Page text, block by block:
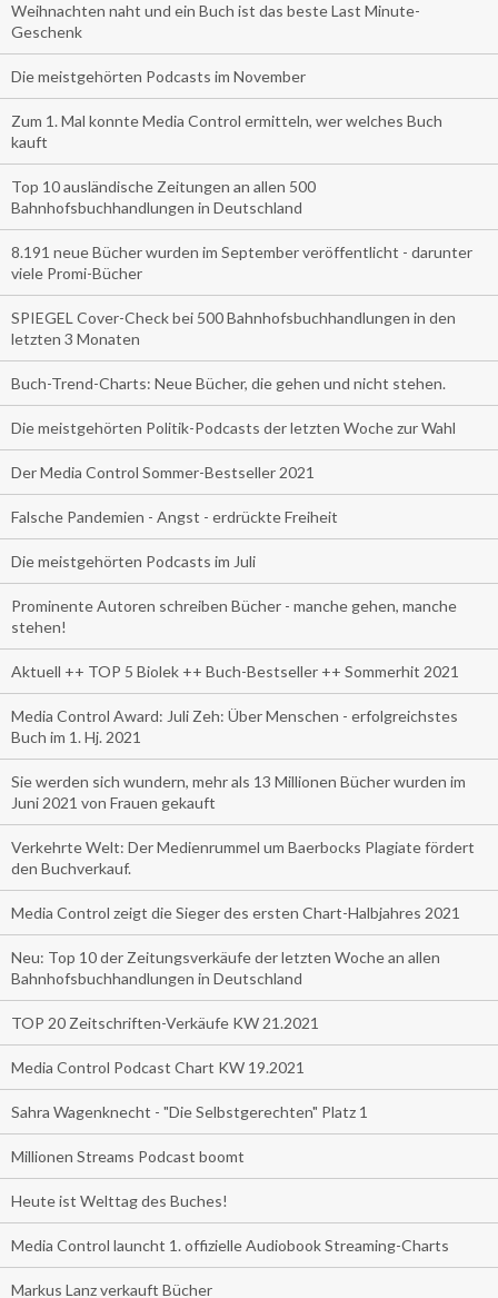
Weihnachten naht und ein Buch ist das beste Last Minute-
Geschenk
Die meistgehörten Podcasts im November
Zum 1. Mal konnte Media Control ermitteln, wer welches Buch
kauft
Top 10 ausländische Zeitungen an allen 500
Bahnhofsbuchhandlungen in Deutschland
8.191 neue Bücher wurden im September veröffentlicht - darunter
viele Promi-Bücher
SPIEGEL Cover-Check bei 500 Bahnhofsbuchhandlungen in den
letzten 3 Monaten
Buch-Trend-Charts: Neue Bücher, die gehen und nicht stehen.
Die meistgehörten Politik-Podcasts der letzten Woche zur Wahl
Der Media Control Sommer-Bestseller 2021
Falsche Pandemien - Angst - erdrückte Freiheit
Die meistgehörten Podcasts im Juli
Prominente Autoren schreiben Bücher - manche gehen, manche
stehen!
Aktuell ++ TOP 5 Biolek ++ Buch-Bestseller ++ Sommerhit 2021
Media Control Award: Juli Zeh: Über Menschen - erfolgreichstes
Buch im 1. Hj. 2021
Sie werden sich wundern, mehr als 13 Millionen Bücher wurden im
Juni 2021 von Frauen gekauft
Verkehrte Welt: Der Medienrummel um Baerbocks Plagiate fördert
den Buchverkauf.
Media Control zeigt die Sieger des ersten Chart-Halbjahres 2021
Neu: Top 10 der Zeitungsverkäufe der letzten Woche an allen
Bahnhofsbuchhandlungen in Deutschland
TOP 20 Zeitschriften-Verkäufe KW 21.2021
Media Control Podcast Chart KW 19.2021
Sahra Wagenknecht - "Die Selbstgerechten" Platz 1
Millionen Streams Podcast boomt
Heute ist Welttag des Buches!
Media Control launcht 1. offizielle Audiobook Streaming-Charts
Markus Lanz verkauft Bücher